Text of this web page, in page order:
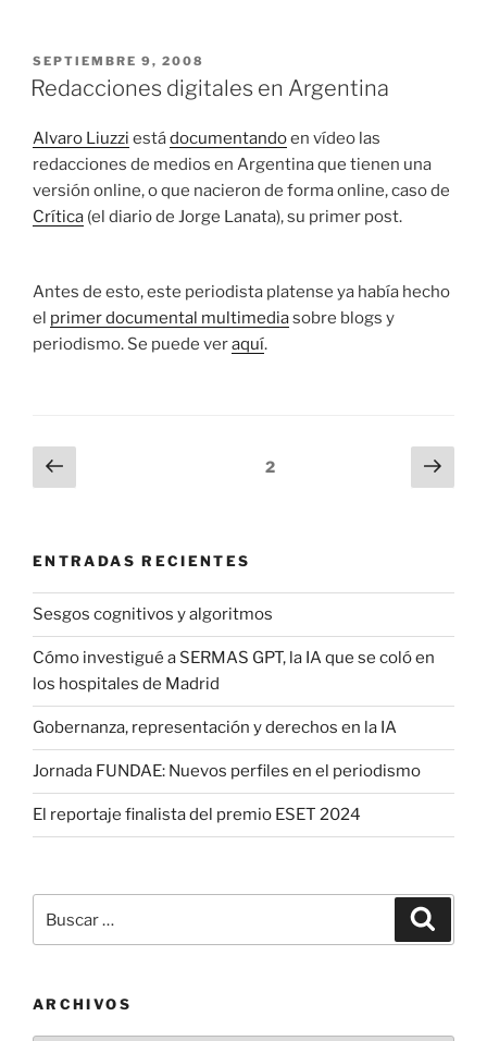
PUBLICADO
EL
SEPTIEMBRE 9, 2008
Redacciones digitales en Argentina
Alvaro Liuzzi estádocumentandoen vídeo las
redacciones de medios en Argentina que tienen una
versión online, o que nacieron de forma online, caso de
Crítica (el diario de Jorge Lanata), su primer post.
Antes de esto, este periodista platense ya había hecho
el primer documental multimediasobre blogs y
periodismo. Se puede veraquí.
Paginación
de
Página
anterior
Página2
ENTRADAS RECIENTES
Sesgos cognitivos y algoritmos
Cómo investigué a SERMAS GPT, la IA que se coló en
los hospitales de Madrid
Gobernanza, representación y derechos en la IA
Jornada FUNDAE: Nuevos perfiles en el periodismo
El reportaje finalista del premio ESET 2024
por:
ARCHIVOS